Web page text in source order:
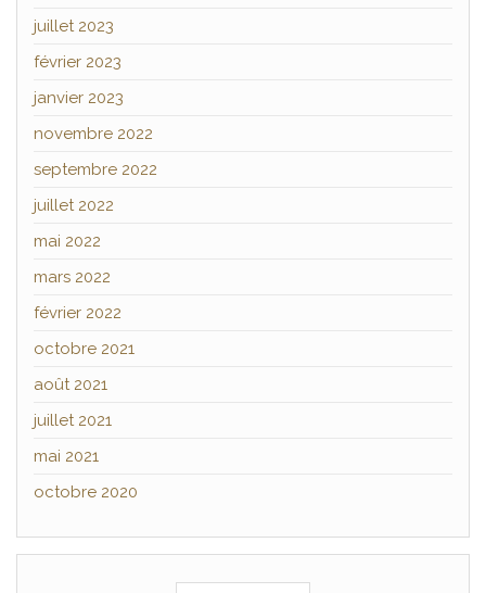
juillet 2023
février 2023
janvier 2023
novembre 2022
septembre 2022
juillet 2022
mai 2022
mars 2022
février 2022
octobre 2021
août 2021
juillet 2021
mai 2021
octobre 2020